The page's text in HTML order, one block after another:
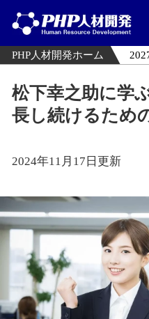
PHP人材開発ホーム
松下幸之助に学
長し続けるため
2024年11月17日更新